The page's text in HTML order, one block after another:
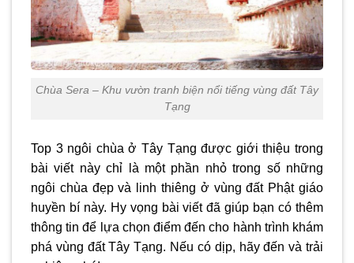
Chùa Sera – Khu vườn tranh biện nổi tiếng vùng đất Tây
Tạng
Top 3 ngôi chùa ở Tây Tạng được giới thiệu trong
bài viết này chỉ là một phần nhỏ trong số những
ngôi chùa đẹp và linh thiêng ở vùng đất Phật giáo
huyền bí này. Hy vọng bài viết đã giúp bạn có thêm
thông tin để lựa chọn điểm đến cho hành trình khám
phá vùng đất Tây Tạng. Nếu có dịp, hãy đến và trải